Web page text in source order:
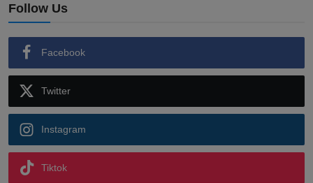
Follow Us
Facebook
Twitter
Instagram
Tiktok